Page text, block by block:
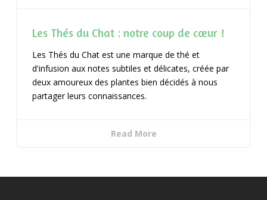
Les Thés du Chat : notre coup de cœur !
Les Thés du Chat est une marque de thé et
d'infusion aux notes subtiles et délicates, créée par
deux amoureux des plantes bien décidés à nous
partager leurs connaissances.
Read More